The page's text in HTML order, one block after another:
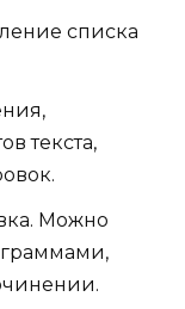
списка
текста,
Можно